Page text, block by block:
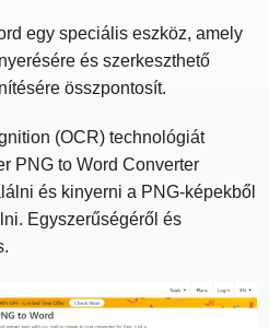
egy speciális eszköz, amely
és szerkeszthető
összpontosít.
(OCR) technológiát
PNG to Word Converter
és kinyerni a PNG-képekből
Egyszerűségéről és